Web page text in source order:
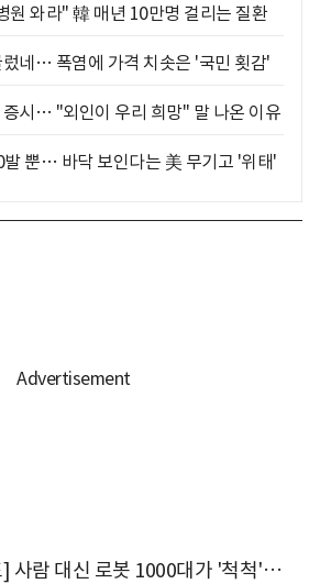
원 와라" 韓 매년 10만명 걸리는 질환
네… 폭염에 가격 치솟은 '국민 횟감'
증시… "외인이 우리 희망" 말 나온 이유
발 뿐… 바닥 보인다는 美 무기고 '위태'
사람 대신 로봇 1000대가 '척척'…